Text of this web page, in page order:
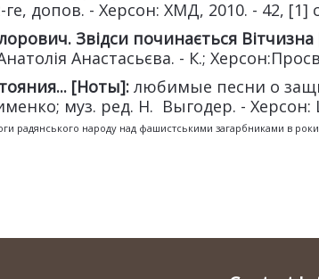
допов. - Херсон: ХМД, 2010. - 42, [1]
Звідси починається
Анастасьєва. - К.;
[Ноты]: любимые песни о
муз. ред. Н. Выгодер. - Херсон:
радянського народу над фашистськими загарбниками в роки